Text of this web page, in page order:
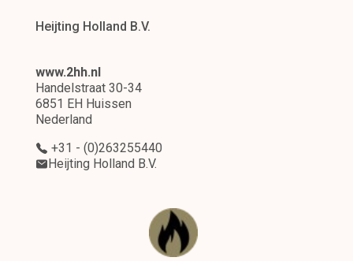
Heijting Holland B.V.
www.2hh.nl
Handelstraat 30-34
6851 EH Huissen
Nederland
+31 - (0)263255440
Heijting Holland B.V.